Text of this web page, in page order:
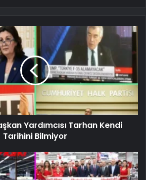
Yardımcısı Tarhan Kendi
Tarihini Bilmiyor